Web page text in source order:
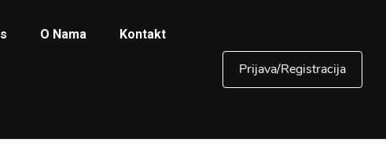
O Nama Kontakt
Prijava/Registracija